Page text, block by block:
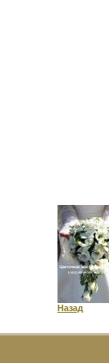
Назад